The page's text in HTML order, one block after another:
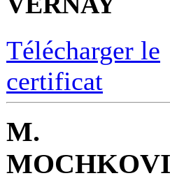
Télécharger le
certificat
M.